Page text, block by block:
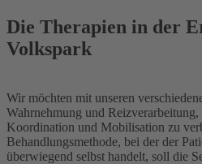
Die Therapien in der
Volkspark
Wir möchten mit unseren
Wahrnehmung und
Koordination und Mobilisation zu
Behandlungsmethode, bei der der
überwiegend selbst handelt, soll die